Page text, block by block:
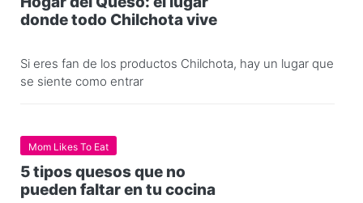
donde todo Chilchota vive
Si eres fan de los productos Chilchota, hay un lugar que
se siente como entrar
Mom Likes To Eat
5 tipos quesos que no
pueden faltar en tu cocina